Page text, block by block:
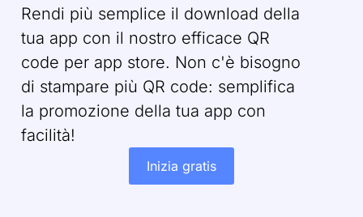
Rendi più semplice il download della
tua app con il nostro efficace QR
code per app store. Non c'è bisogno
di stampare più QR code: semplifica
la promozione della tua app con
facilità!
Inizia gratis